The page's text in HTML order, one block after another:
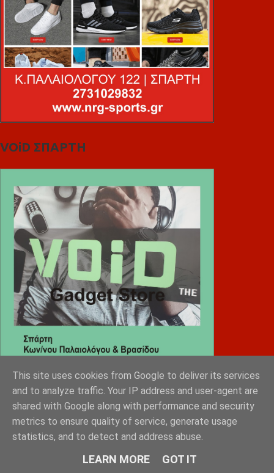
VOiD ΣΠΑΡΤΗ
Diafimistes.gr
This site uses cookies from Google to deliver its services
and to analyze traffic. Your IP address and user-agent are
shared with Google along with performance and security
metrics to ensure quality of service, generate usage
statistics, and to detect and address abuse.
LEARN MORE GOT IT